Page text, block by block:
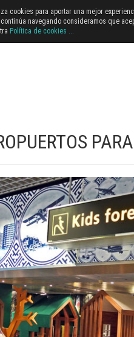
cookies para aportar una mejor
navegando consideramos que
Política de cookies ...